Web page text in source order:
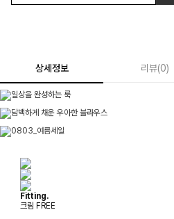
상세정보 리뷰(0)
Fitting.
크림 FREE